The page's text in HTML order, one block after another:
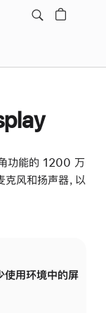
功能的 1200 万
风和扬声器，以
使用环境中的屏